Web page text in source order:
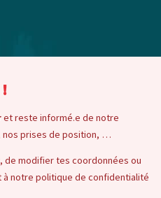
et reste informé.e de notre
nos prises de position, …
de modifier tes coordonnées ou
notre politique de confidentialité